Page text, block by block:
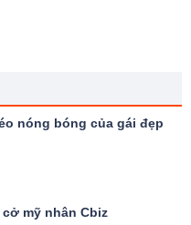
nóng bóng của gái đẹp
mỹ nhân Cbiz